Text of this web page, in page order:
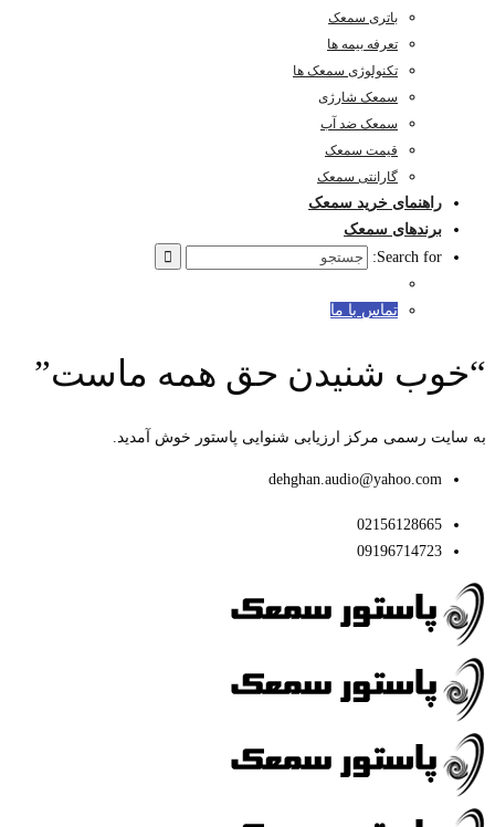
باتری سمعک
تعرفه بیمه ها
تکنولوژی سمعک ها
سمعک شارژی
سمعک ضد آب
قیمت سمعک
گارانتی سمعک
راهنمای خرید سمعک
برندهای سمعک
Search for:
تماس با ما
“خوب شنیدن حق همه ماست”
به سایت رسمی مرکز ارزیابی شنوایی پاستور خوش آمدید.
dehghan.audio@yahoo.com
02156128665
09196714723